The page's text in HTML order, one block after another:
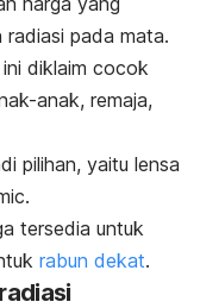
radiasi pada mata.
ini diklaim cocok
anak, remaja,
pilihan, yaitu lensa
.
tersedia untuk
rabun dekat.